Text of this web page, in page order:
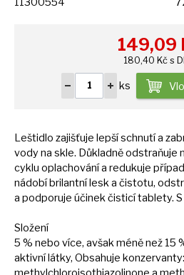
149,09
180,40 Kč s
ks
Leštidlo zajišťuje lepší schnutía
vodyna skle. Důkladně odstraňuje
cyklu oplachovánía redukuje
nádobí brilantní leska čistotu,
a podporuje účinek čisticí tablety. S
Složení
5 % nebo více, avšak méně než 15
aktivní látky, Obsahuje konzervanty: